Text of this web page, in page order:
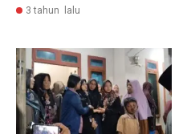
3 tahun lalu